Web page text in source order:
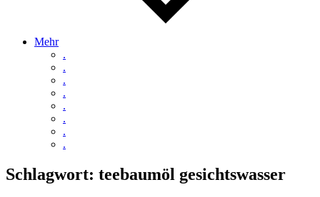
Mehr
.
.
.
.
.
.
.
.
Schlagwort: teebaumöl gesichtswasser